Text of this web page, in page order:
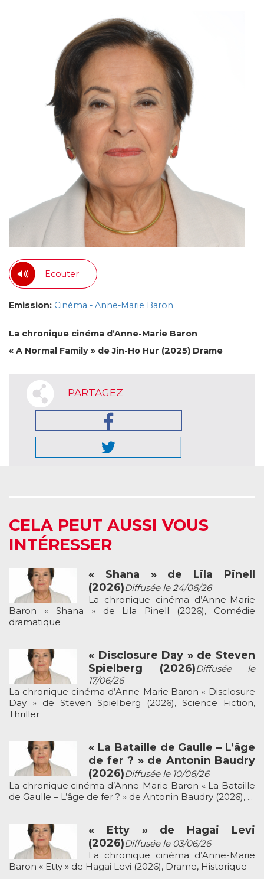
Ecouter
Emission: Cinéma - Anne-Marie Baron
La chronique cinéma d’Anne-Marie Baron
« A Normal Family » de Jin-Ho Hur (2025) Drame
PARTAGEZ
CELA PEUT AUSSI VOUS
INTÉRESSER
« Shana » de Lila Pinell
(2026)Diffusée le 24/06/26
La chronique cinéma d’Anne-Marie
Baron « Shana » de Lila Pinell (2026), Comédie
dramatique
« Disclosure Day » de Steven
Spielberg (2026)Diffusée le
17/06/26
La chronique cinéma d’Anne-Marie Baron « Disclosure
Day » de Steven Spielberg (2026), Science Fiction,
Thriller
« La Bataille de Gaulle – L’âge
de fer ? » de Antonin Baudry
(2026)Diffusée le 10/06/26
La chronique cinéma d’Anne-Marie Baron « La Bataille
de Gaulle – L’âge de fer ? » de Antonin Baudry (2026), ...
« Etty » de Hagai Levi
(2026)Diffusée le 03/06/26
La chronique cinéma d’Anne-Marie
Baron « Etty » de Hagai Levi (2026), Drame, Historique